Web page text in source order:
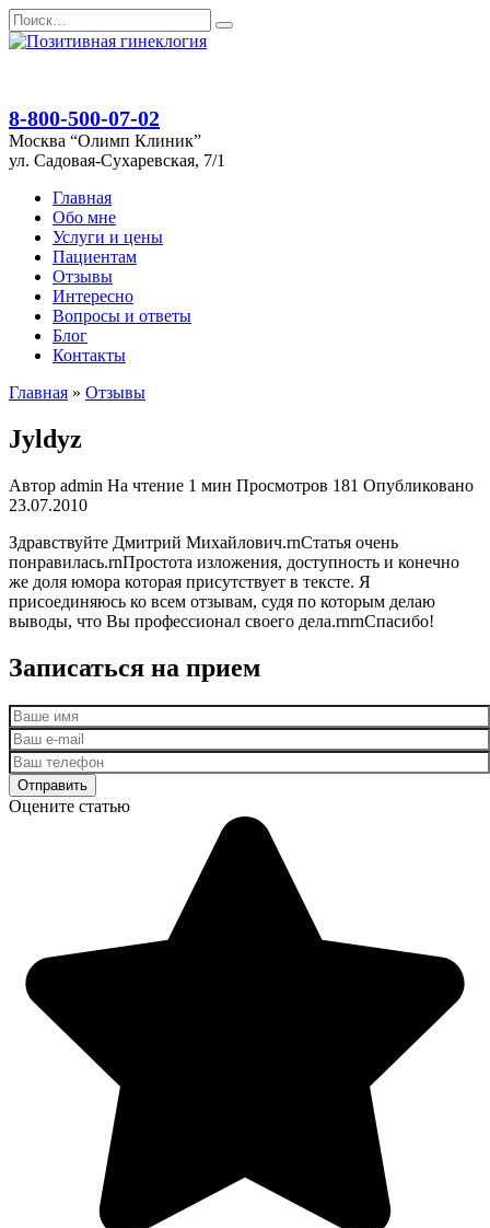
Перейти
к
Search
for:
8-800-500-07-02
Москва “Олимп Клиник”
ул. Садовая-Сухаревская, 7/1
Главная
Обо мне
Услуги и цены
Пациентам
Отзывы
Интересно
Вопросы и ответы
Блог
Контакты
Главная » Отзывы
Jyldyz
Автор admin На чтение 1 мин Просмотров 181 Опубликовано
23.07.2010
Здравствуйте Дмитрий Михайлович.rnСтатья очень
понравилась.rnПростота изложения, доступность и конечно
же доля юмора которая присутствует в тексте. Я
присоединяюсь ко всем отзывам, судя по которым делаю
выводы, что Вы профессионал своего дела.rnrnСпасибо!
Записаться на прием
Оцените статью